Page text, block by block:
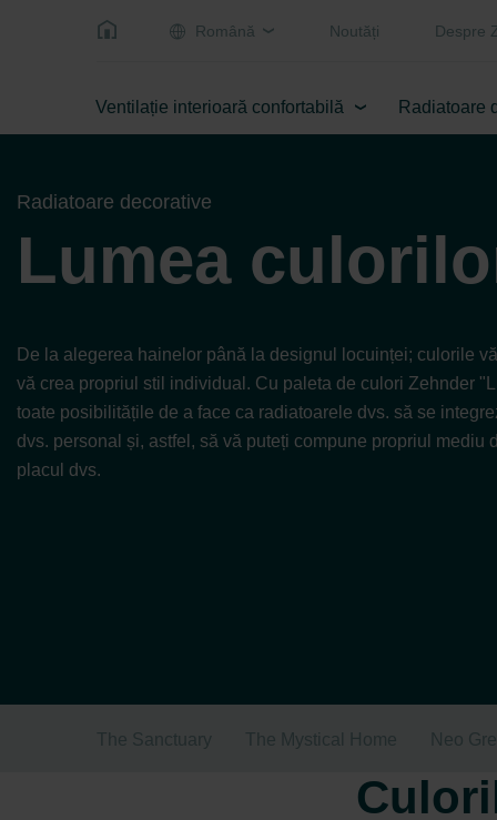
Română Noutăți Despre
Ventilație interioară confortabilă Radiatoare
Radiatoare decorative
Lumea
De la alegerea hainelor până la designul locuinței; culorile
vă crea propriul stil individual. Cu paleta de culori Zehnder
toate posibilitățile de a face ca radiatoarele dvs. să se
dvs. personal și, astfel, să vă puteți compune propriul mediu
placul dvs.
The Sanctuary The Mystical Home Neo